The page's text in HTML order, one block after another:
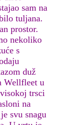
sam na
tuljana.
prostor.
nekoliko
s
duž
Wellfleet u
trsci
na
svu snagu